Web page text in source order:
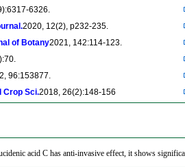
6326.
2020, 12(2), p232-235.
of Botany2021, 142:114-123.
96:153877.
Crop Sci.2018, 26(2):148-156
acid C has anti-invasive effect, it shows